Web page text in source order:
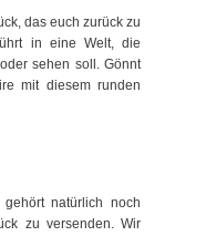
das euch zurück zu
in eine Welt, die
sehen soll. Gönnt
mit diesem runden
natürlich noch
zu versenden. Wir